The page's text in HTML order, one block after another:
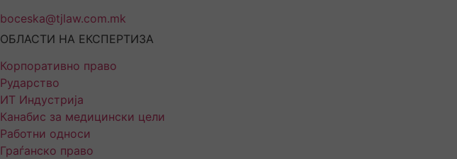
boceska@tjlaw.com.mk
ОБЛАСТИ НА ЕКСПЕРТИЗА
Корпоративно право
Рударство
ИТ Индустрија
Канабис за медицински цели
Работни односи
Граѓанско право